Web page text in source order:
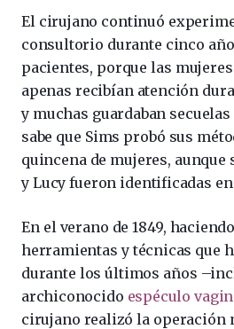
El cirujano continuó
consultorio durante cinco
pacientes, porque las
apenas recibían atención
y muchas guardaban secuelas
sabe que Sims probó sus
quincena de mujeres, aunque
y Lucy fueron identificadas
En el verano de 1849,
herramientas y técnicas que
durante los últimos años
archiconocido espéculo
cirujano realizó la operación